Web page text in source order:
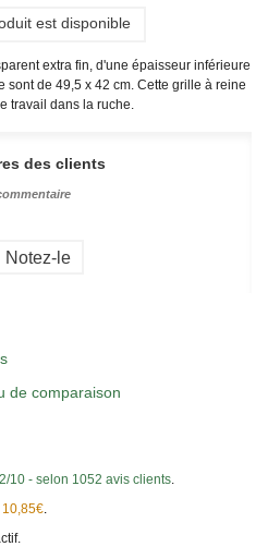
est disponible
extra fin, d'une épaisseur inférieure
sont de 49,5 x 42 cm. Cette grille à reine
travail dans la ruche.
des clients
Notez-le
de comparaison
/10 - selon 1052 avis clients.
10,85€.